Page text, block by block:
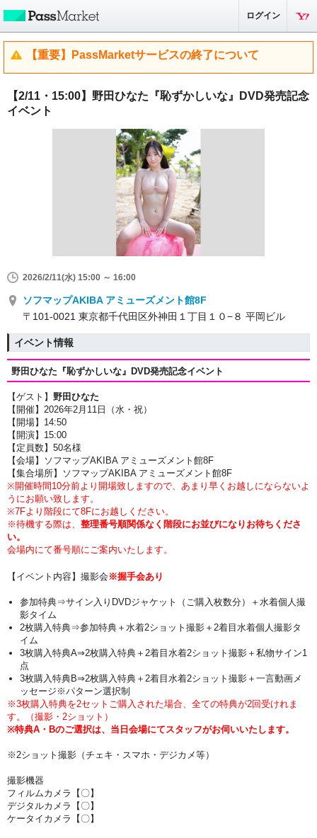
ログイン
【重要】PassMarketサービスの終了について
【2/11・15:00】野田ひなた『恥ずかしいな』DVD発売記念
イベント
2026/2/11(水) 15:00 ～ 16:00
ソフマップAKIBA アミューズメント館8F
〒101-0021 東京都千代田区外神田１丁目１０−８ 平岡ビル
イベント情報
野田ひなた『恥ずかしいな』 DVD発売記念イベント
【ゲスト】 野田ひなた
【開催】2026年2月11日（水・祝）
【開場】14:50
【開演】15:00
【定員数】50名様
【会場】ソフマップAKIBA アミューズメント館8F
【集合場所】ソフマップAKIBA アミューズメント館8F
※開催時間10分前より開場致しますので、あまり早くお越しにならないよ
うにお願い致します。
※7Fより階段にて8Fにお越しください。
※待機する際は、 整理番号順関係なく階段にお並びになりお待ちくださ
い。
会場内にて番号順にご案内いたします。
【イベント内容】撮影会 ※握手会あり
参加特典⇒サイン入りDVDジャケット（ご購入枚数分）＋ 水着個人撮
影タイム
2枚購入特典⇒参加特典 ＋水着2ショット撮影＋2着目水着個人撮影タ
イム
3枚購入特典A⇒2枚購入特典＋2着目水着2ショット撮影＋私物サイン1
点
3枚購入特典B⇒2枚購入特典＋2着目水着2ショット撮影＋一言動画メ
ッセージ※パターン選択制
※3枚購入特典を2セットご購入された場合、全ての特典が2回受けれま
す。（撮影・2ショット）
※特典A・Bのご選択は、当日会場にてスタッフがお伺いいたします。
※2ショット撮影（チェキ・スマホ・デジカメ等）
撮影機器
フィルムカメラ【〇】
デジタルカメラ【〇】
ケータイカメラ【〇】